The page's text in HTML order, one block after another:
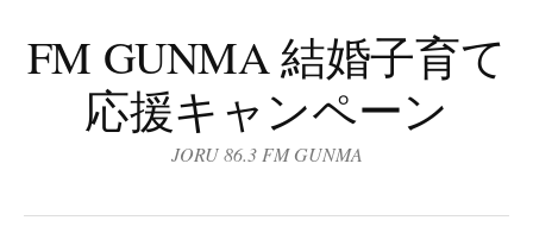
ン
テ
FM GUNMA 結婚子育て
応援キャンペーン
JORU 86.3 FM GUNMA
検